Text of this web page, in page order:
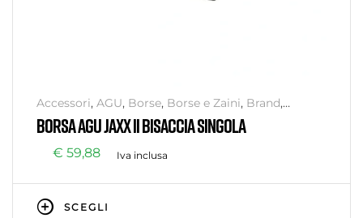
Accessori, AGU, Borse, Borse e Zaini, Brand,
Cicloturismo,Outlet
BORSA AGU JAXX II BISACCIA SINGOLA
€ 59,88 Iva inclusa
SCEGLI